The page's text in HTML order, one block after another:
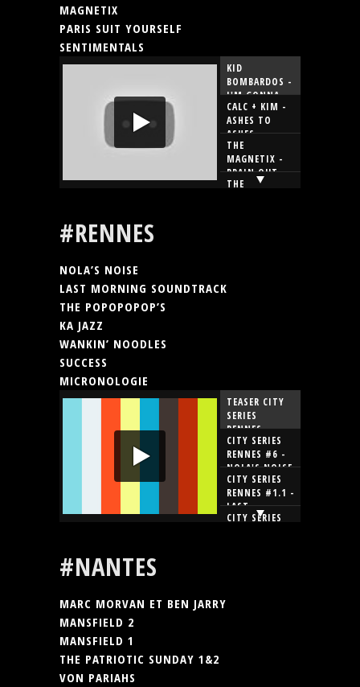
MAGNETIX
PARIS SUIT YOURSELF
SENTIMENTALS
KID
BOMBARDOS -
I'M GONNA
TRY
CALC + KIM -
ASHES TO
ASHES
THE
MAGNETIX -
BRAIN OUT
THE
#RENNES
NOLA’S NOISE
LAST MORNING SOUNDTRACK
THE POPOPOPOP’S
KA JAZZ
WANKIN’ NOODLES
SUCCESS
MICRONOLOGIE
TEASER CITY
SERIES
RENNES
CITY SERIES
RENNES #6 -
NOLA'S NOISE
CITY SERIES
RENNES #1.1 -
LAST
MORNING
CITY SERIES
#NANTES
MARC MORVAN ET BEN JARRY
MANSFIELD 2
MANSFIELD 1
THE PATRIOTIC SUNDAY 1&2
VON PARIAHS